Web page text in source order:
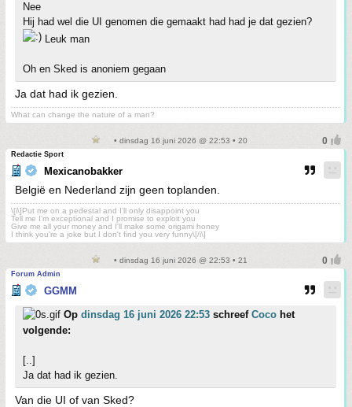
Nee
Hij had wel die UI genomen die gemaakt had had je dat gezien?
Leuk man
Oh en Sked is anoniem gegaan
Ja dat had ik gezien.
What can change the nature of a man?
• dinsdag 16 juni 2026 @ 22:53 • 20
Redactie Sport
Mexicanobakker
België en Nederland zijn geen toplanden.
\[i\]Put me on a pedestal and I'll only disappoint you
Tell me I'm exceptional and I promise to exploit you
Give me all your money and I'll make some origami honey
I think you're a joke but I don't find you very funny\[/i\]
• dinsdag 16 juni 2026 @ 22:53 • 21
Forum Admin
GGMM
Op dinsdag 16 juni 2026 22:53 schreef Coco het
volgende:
[..]
Ja dat had ik gezien.
Van die UI of van Sked?